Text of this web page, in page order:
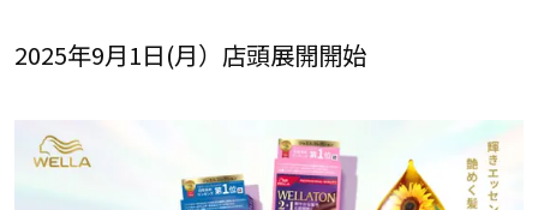
2025年9月1日(月）店頭展開開始